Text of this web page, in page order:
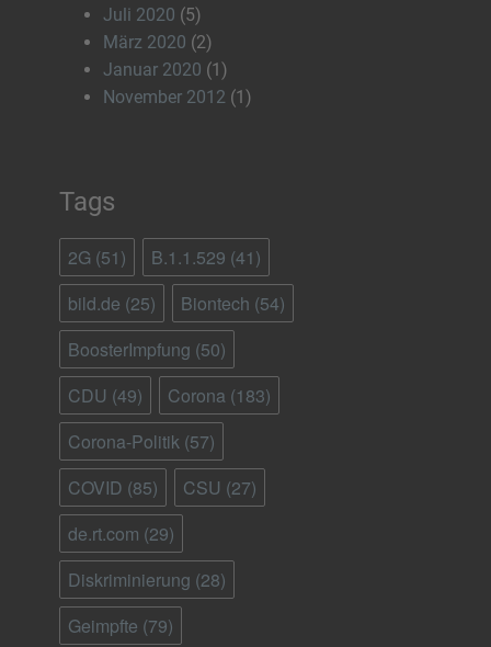
Juli 2020 (5)
März 2020 (2)
Januar 2020 (1)
November 2012 (1)
Tags
2G (51) B.1.1.529 (41)
bild.de (25) Biontech (54)
BoosterImpfung (50)
CDU (49) Corona (183)
Corona-Politik (57)
COVID (85) CSU (27)
de.rt.com (29)
Diskriminierung (28)
Geimpfte (79)